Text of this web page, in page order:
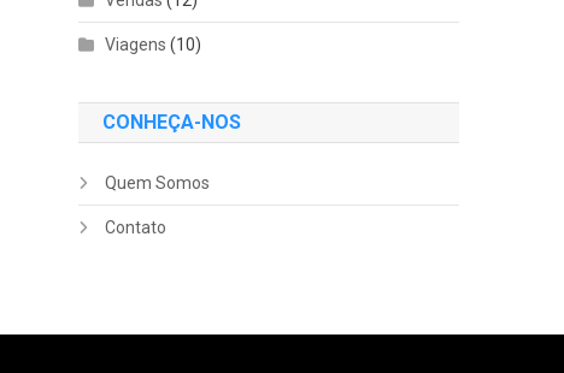
Viagens (10)
CONHEÇA-NOS
Quem Somos
Contato